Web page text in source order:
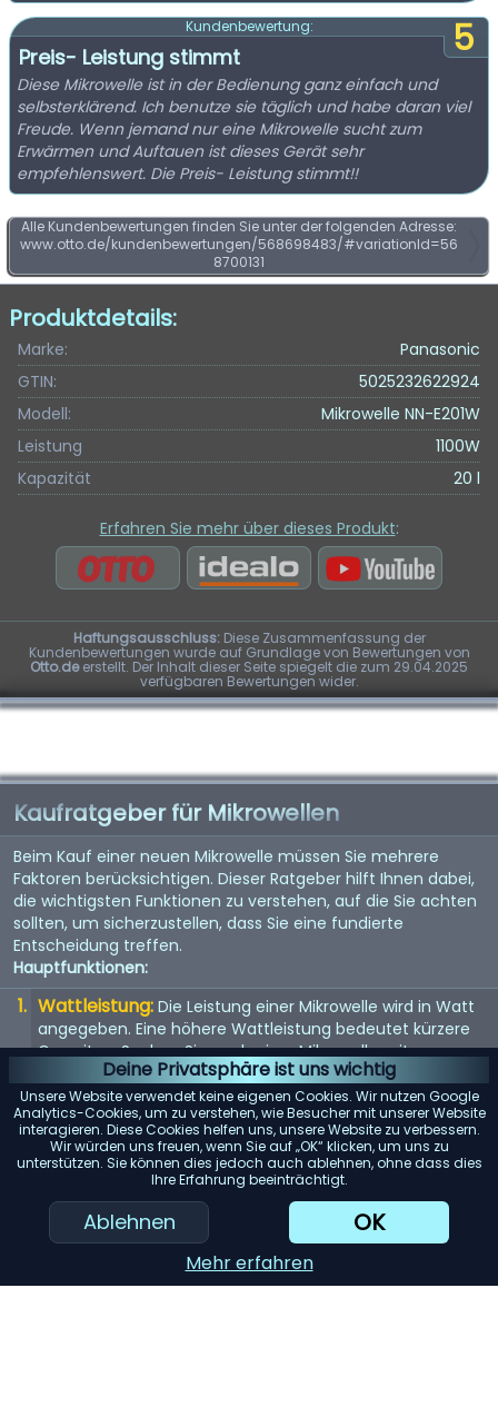
Deine Privatsphäre ist uns wichtig
Unsere Website verwendet keine eigenen Cookies. Wir nutzen Google
Analytics-Cookies, um zu verstehen, wie Besucher mit unserer Website
interagieren. Diese Cookies helfen uns, unsere Website zu verbessern.
Wir würden uns freuen, wenn Sie auf „OK“ klicken, um uns zu
unterstützen. Sie können dies jedoch auch ablehnen, ohne dass dies
Ihre Erfahrung beeinträchtigt.
Ablehnen OK
Mehr erfahren
5
Kundenbewertung:
Preis- Leistung stimmt
Diese Mikrowelle ist in der Bedienung ganz einfach und
selbsterklärend. Ich benutze sie täglich und habe daran viel
Freude. Wenn jemand nur eine Mikrowelle sucht zum
Erwärmen und Auftauen ist dieses Gerät sehr
empfehlenswert. Die Preis- Leistung stimmt!!
Alle Kundenbewertungen finden Sie unter der folgenden Adresse:
www.otto.de/kundenbewertungen/568698483/#variationId=56
8700131
Produktdetails:
Marke:
Panasonic
GTIN:
5025232622924
Modell:
Mikrowelle NN-E201W
Leistung
1100W
Kapazität
20 l
Erfahren Sie mehr über dieses Produkt:
Haftungsausschluss:Diese Zusammenfassung der
Kundenbewertungen wurde auf Grundlage von Bewertungen von
Otto.deerstellt. Der Inhalt dieser Seite spiegelt die zum 29.04.2025
verfügbaren Bewertungen wider.
Kaufratgeber für Mikrowellen
Beim Kauf einer neuen Mikrowelle müssen Sie mehrere
Faktoren berücksichtigen. Dieser Ratgeber hilft Ihnen dabei,
die wichtigsten Funktionen zu verstehen, auf die Sie achten
sollten, um sicherzustellen, dass Sie eine fundierte
Entscheidung treffen.
Hauptfunktionen:
Wattleistung: Die Leistung einer Mikrowelle wird in Watt
angegeben. Eine höhere Wattleistung bedeutet kürzere
Garzeiten. Suchen Sie nach einer Mikrowelle mit
mindestens 1000 Watt.
Größe und Kapazität: Berücksichtigen Sie die Größe der
Mikrowelle, um sicherzustellen, dass sie in Ihre Küche
passt. Auch die Kapazität ist wichtig, insbesondere wenn
Sie große Mahlzeiten zubereiten möchten.
Voreingestellte Programme:
Dies sind Einstellungen,
die automatisch die Leistungsstufe und Garzeit für
bestimmte Lebensmittel festlegen. Sie können eine echte